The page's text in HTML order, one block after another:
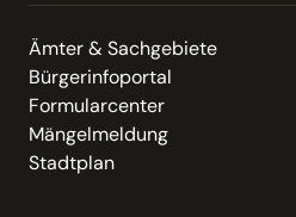
Ämter & Sachgebiete
Bürgerinfoportal
Formularcenter
Mängelmeldung
Stadtplan